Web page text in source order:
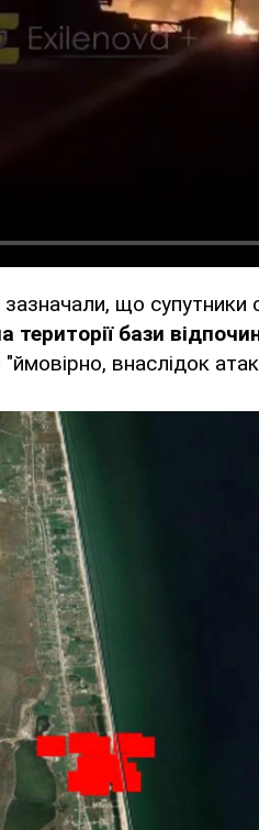
що супутники
бази
внаслідок